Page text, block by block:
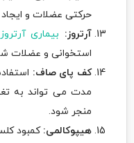
حرکتی عضلات و
آرتروز: بیماری آرتروز
استخوانی و عضلات
کف پای صاف:
مدت می تواند به
منجر شود.
هیپوکالمی: کمبود